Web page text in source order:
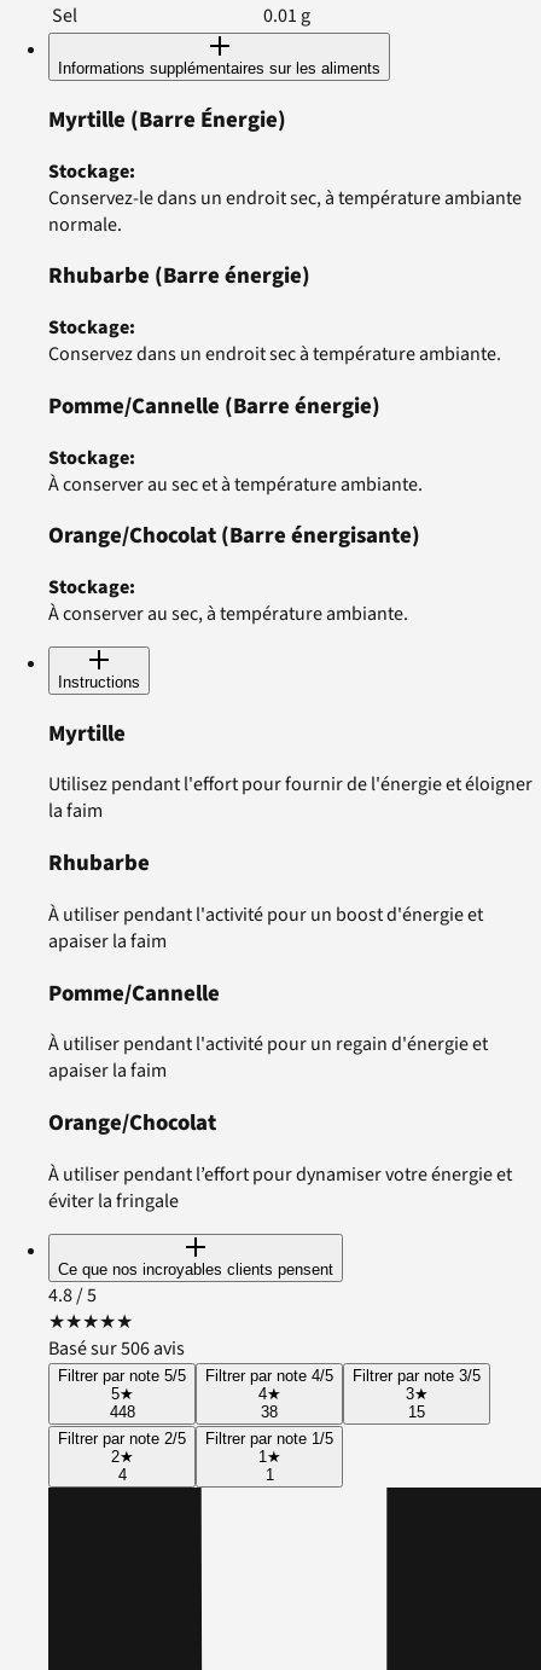
Sel
0.01 g
Informations supplémentaires sur les aliments
Myrtille (Barre Énergie)
Stockage:
Conservez-le dans un endroit sec, à température ambiante
normale.
Rhubarbe (Barre énergie)
Stockage:
Conservez dans un endroit sec à température ambiante.
Pomme/Cannelle (Barre énergie)
Stockage:
À conserver au sec et à température ambiante.
Orange/Chocolat(Barre énergisante)
Stockage:
À conserver au sec, à température ambiante.
Instructions
Myrtille
Utilisez pendant l'effort pour fournir de l'énergie et éloigner
la faim
Rhubarbe
À utiliser pendant l'activité pour un boost d'énergie et
apaiser la faim
Pomme/Cannelle
À utiliser pendant l'activité pour un regain d'énergie et
apaiser la faim
Orange/Chocolat
À utiliser pendant l’effort pour dynamiser votre énergie et
éviter la fringale
Ce que nos incroyables clients pensent
4.8/ 5
★★★★★
Basé sur 506 avis
Filtrer par note 5/5
5★
448
Filtrer par note 4/5
4★
38
Filtrer par note 3/5
3★
15
Filtrer par note 2/5
2★
4
Filtrer par note 1/5
1 ★
1